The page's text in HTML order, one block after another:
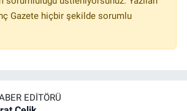
Gazete hiçbir şekilde sorumlu
EDITÖRÜ